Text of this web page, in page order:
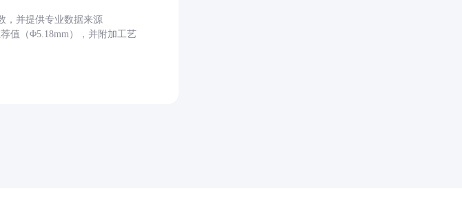
，并提供专业数据来源
值（Φ5.18mm），并附加工艺